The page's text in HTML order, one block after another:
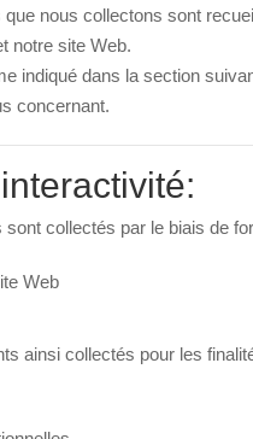
nous collectons sont
notre site Web.
indiqué dans la section
concernant.
collectés par le biais de
Web
ainsi collectés pour les